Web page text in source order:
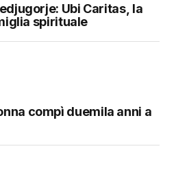
Ubi Caritas, la
spirituale
compì duemila anni a